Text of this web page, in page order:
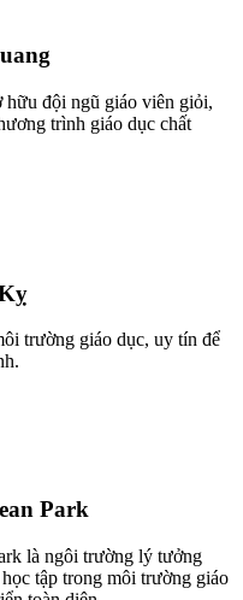
hữu đội ngũ giáo viên giỏi,
trình giáo dục chất
trường giáo dục, uy tín để
Park
là ngôi trường lý tưởng
tập trong môi trường giáo